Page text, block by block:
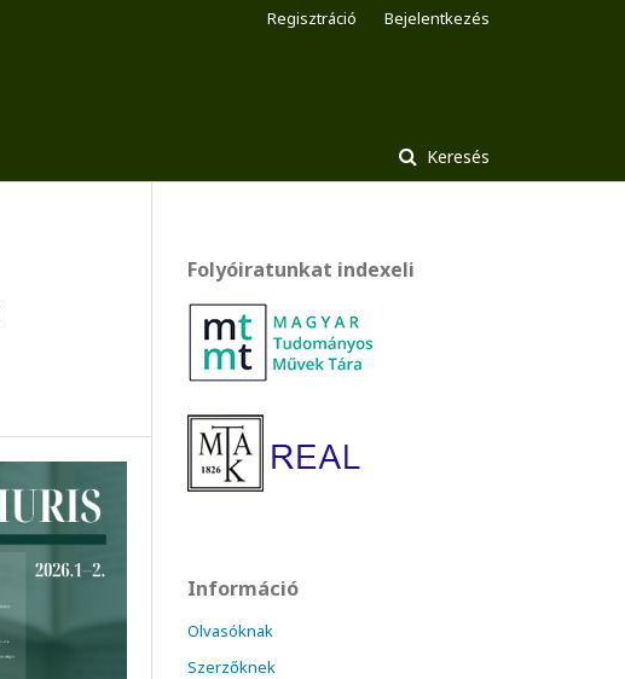
Keresés
Regisztráció Bejelentkezés
Folyóiratunkat indexeli
Információ
Olvasóknak
Szerzőknek